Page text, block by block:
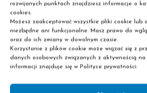
rozwijanych punktach znajdziesz informacje o
cookies.
Możesz zaakceptować wszystkie pliki cookie lub
niezbędne ani funkcjonalne. Masz prawo do
oraz do ich zmiany w dowolnym czasie.
Korzystanie z plików cookie może wiązać się z
danych osobowych związanych z aktywnością
informacji znajduje się w Polityce prywatności.
Szkoła policealna
Liceum dla dorosłych
Nie wymagamy matury!